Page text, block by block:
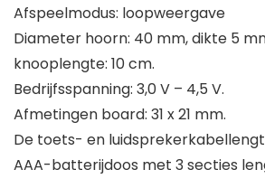
Afspeelmodus: loopweergave
Diameter hoorn: 40 mm, dikte 5
knooplengte: 10 cm.
Bedrijfsspanning: 3,0 V – 4,5 V.
Afmetingen board: 31 x 21 mm.
De toets- en
AAA-batterijdoos met 3 secties